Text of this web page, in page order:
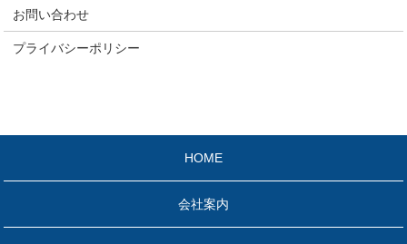
お問い合わせ
プライバシーポリシー
HOME
会社案内